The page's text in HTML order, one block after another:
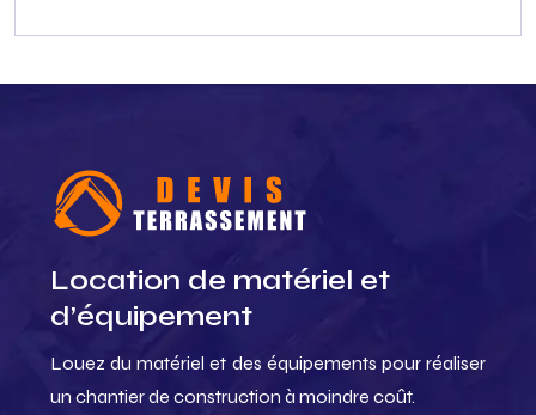
Location de matériel et
d’équipement
Louez du matériel et des équipements pour réaliser
un chantier de construction à moindre coût.